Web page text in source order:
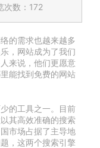
次数：172
的需求也越来越多
，网站成为了我们
来说，他们更愿意
能找到免费的网站
的工具之一。目前
其高效准确的搜索
市场占据了主导地
，这两个搜索引擎